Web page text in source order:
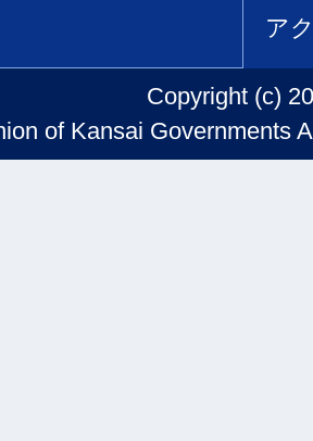
ア
Copyright (c)
of Kansai Governments